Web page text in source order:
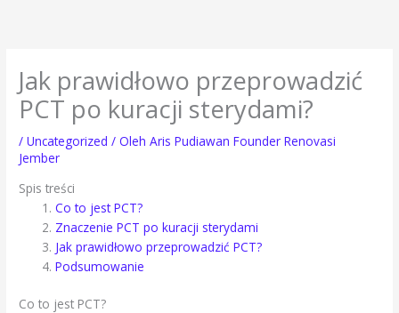
Jak prawidłowo przeprowadzić
PCT po kuracji sterydami?
/Uncategorized / OlehAris Pudiawan Founder Renovasi
Jember
Spis treści
Co to jest PCT?
Znaczenie PCT po kuracji sterydami
Jak prawidłowo przeprowadzić PCT?
Podsumowanie
Co to jest PCT?